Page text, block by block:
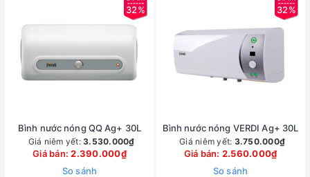
32%
Bình nước nóng QQ Ag+ 30L
Giá niêm yết: 3.530.000₫
Giá bán:2.390.000₫
So sánh
32%
Bình nước nóng VERDI Ag+ 30L
Giá niêm yết: 3.750.000₫
Giá bán: 2.560.000₫
So sánh